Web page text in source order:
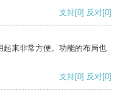
支持[0] 反对[0]
来非常方便。功能的布局也
支持[0] 反对[0]